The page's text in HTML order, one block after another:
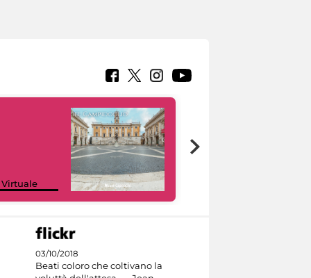
Virtuale
03/10/2018
Beati coloro che coltivano la